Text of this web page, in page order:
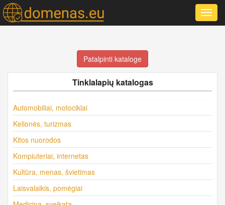
Patalpinti kataloge
Tinklalapių katalogas
Automobiliai, motociklai
Kelionės, turizmas
Kitos nuorodos
Kompiuteriai, internetas
Kultūra, menas, švietimas
Laisvalaikis, pomėgiai